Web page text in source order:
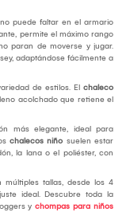
puede faltar en el armario
permite el máximo rango
paran de moverse y jugar.
adaptándose fácilmente a
de estilos. El chaleco
acolchado que retiene el
más elegante, ideal para
chalecos niño suelen estar
la lana o el poliéster, con
múltiples tallas, desde los 4
ideal. Descubre toda la
y chompas para niños